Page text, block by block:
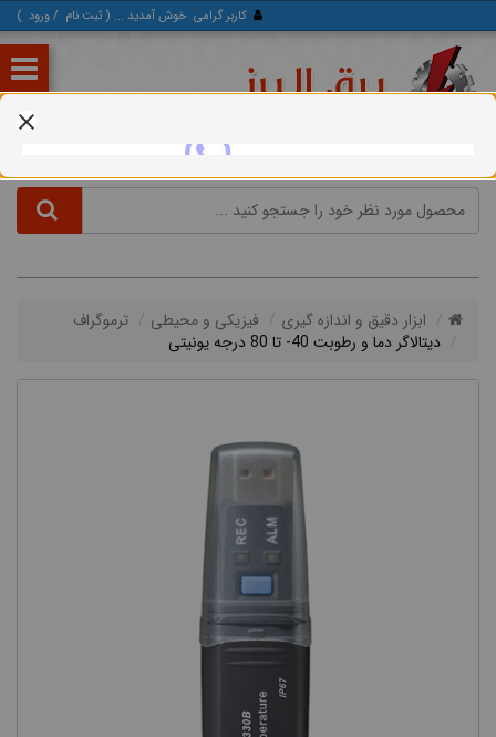
کاربر گرامی خوش آمدید ... ( ثبت‌ نام /ورود )
ابزار دقیق و اندازه گیری فیزیکی و محیطی
ترموگراف
دیتالاگر دما و رطوبت 40- تا 80 درجه یونیتی